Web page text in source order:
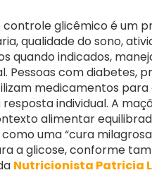
glicêmico é um
qualidade do sono,
quando indicados,
Pessoas com diabetes,
medicamentos
individual. A
alimentar
uma “cura
a glicose, conforme
Nutricionista Patricia